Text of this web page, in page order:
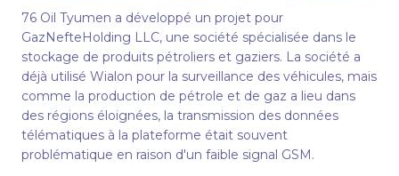
76 Oil Tyumen a développé un projet pour
GazNefteHolding LLC, une société spécialisée dans le
stockage de produits pétroliers et gaziers. La société a
déjà utilisé Wialon pour la surveillance des véhicules, mais
comme la production de pétrole et de gaz a lieu dans
des régions éloignées, la transmission des données
télématiques à la plateforme était souvent
problématique en raison d'un faible signal GSM.